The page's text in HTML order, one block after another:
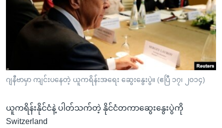
ကြည့်
ရှာဖွေ
ရန်
သုတပဒေသာ အင်္ဂလိပ်စာ
Learning English
ဗွီအိုအေ လူမှုကွန်ယက်များ
ဘာသာစကားများ
ဂျနီဗာမှာ ကျင်းပနေတဲ့ ယူကရိန်းအရေး ဆွေးနွေးပွဲ။ (ဧပြီ ၁၇၊ ၂၀၁၄)
ယူကရိန်းနိုင်ငံနဲ့ ပါတ်သက်တဲ့ နိုင်ငံတကာဆွေးနွေးပွဲကို
Switzerland